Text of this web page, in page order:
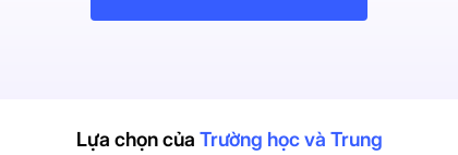
Lựa chọn của Trường học và Trung